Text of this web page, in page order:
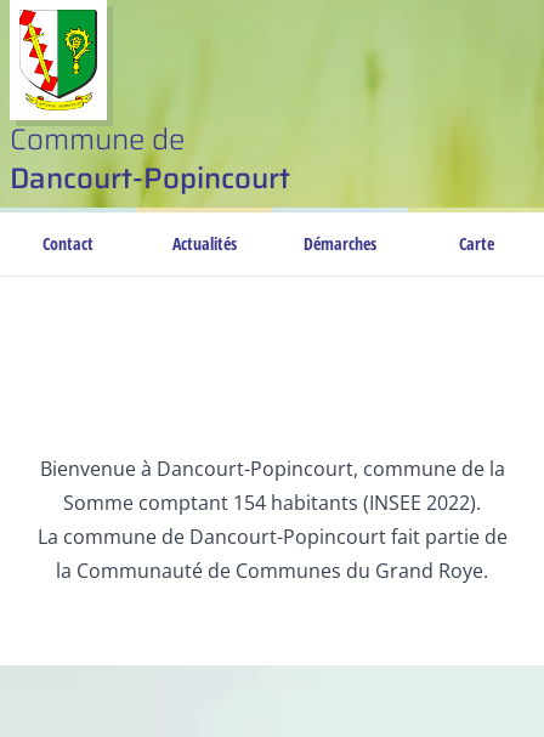
Commune de
Dancourt-Popincourt
Contact Actualités Démarches Carte
Bienvenue à Dancourt-Popincourt, commune de la
Somme comptant 154 habitants (INSEE 2022).
La commune de Dancourt-Popincourt fait partie de
la Communauté de Communes du Grand Roye.